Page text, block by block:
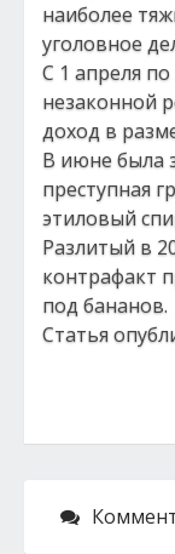
наиболее
уголовное
С 1 апреля
незаконной
доход в
В июне была
преступная
этиловый
Разлитый в
контрафакт
под бананов.
Статья